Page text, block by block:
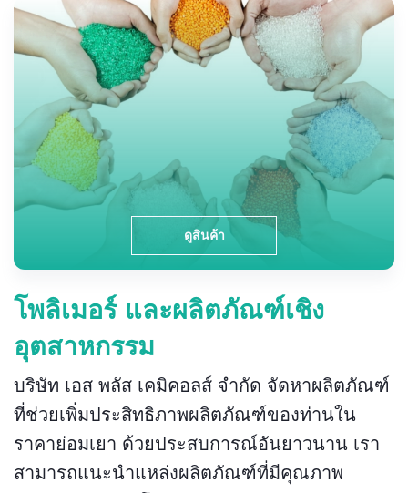
ดูสินค้า
โพลิเมอร์ และผลิตภัณฑ์เชิง
อุตสาหกรรม
บริษัท เอส พลัส เคมิคอลส์ จำกัด จัดหาผลิตภัณฑ์
ที่ช่วยเพิ่มประสิทธิภาพผลิตภัณฑ์ของท่านใน
ราคาย่อมเยา ด้วยประสบการณ์อันยาวนาน เรา
สามารถแนะนำแหล่งผลิตภัณฑ์ที่มีคุณภาพ